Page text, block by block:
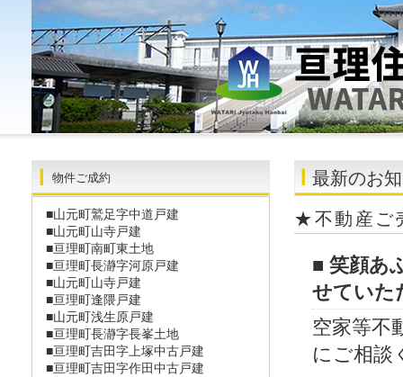
最新のお
★不動産ご
■ 笑顔あ
せていた
空家等不
にご相談
物件ご成約
■山元町鷲足字中道戸建
■山元町山寺戸建
■亘理町南町東土地
■亘理町長瀞字河原戸建
■山元町山寺戸建
■亘理町逢隈戸建
■山元町浅生原戸建
■亘理町長瀞󠄀字長峯土地
■亘理町吉田字上塚中古戸建
■亘理町吉田字作田中古戸建